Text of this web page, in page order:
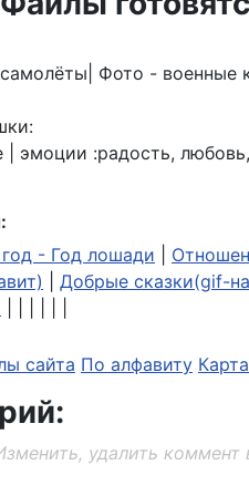
Фото - военные
эмоции :радость,
- Год лошади
Добрые сказки(gif-
сайта По алфавиту
удалить